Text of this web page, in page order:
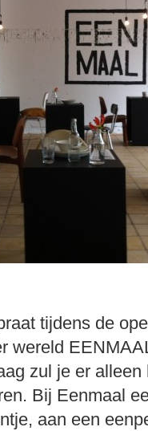
tijdens de
wereld
zul je er
Bij Eenmaal
aan een